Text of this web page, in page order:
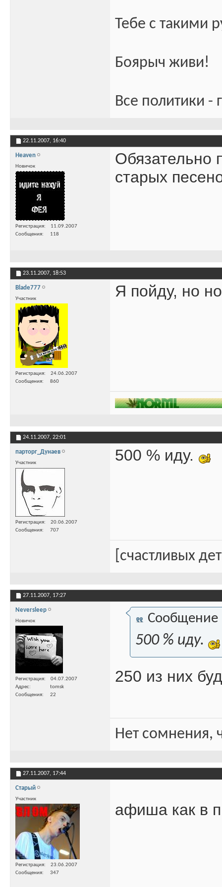
Тебе с такими
Боярыч живи!
Все политики -
22.11.2007, 16:40
Heaven
Новичок
Регистрация
11.09.2007
Сообщения
118
Обязательно
старых
23.11.2007, 18:53
Blade777
Участник
Регистрация
24.06.2007
Сообщения
860
Я пойду, но
24.11.2007, 22:01
парторг_Дунаев
Участник
Регистрация
20.06.2007
Сообщения
707
500 % иду.
[счастливых
27.11.2007, 17:27
Neversleep
Новичок
Регистрация
04.07.2007
Адрес
tomsk
Сообщения
22
Сообщение
500 % иду.
250 из них
Нет сомнения,
27.11.2007, 17:44
Старый
Участник
Регистрация
23.06.2007
Сообщения
347
афиша как в